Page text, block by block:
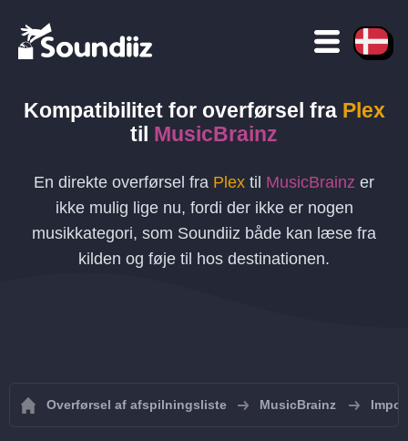
Kompatibilitet for overførsel fra Plex
til MusicBrainz
En direkte overførsel fra Plex til MusicBrainz er
ikke mulig lige nu, fordi der ikke er nogen
musikkategori, som Soundiiz både kan læse fra
kilden og føje til hos destinationen.
Overførsel af afspilningsliste MusicBrainz